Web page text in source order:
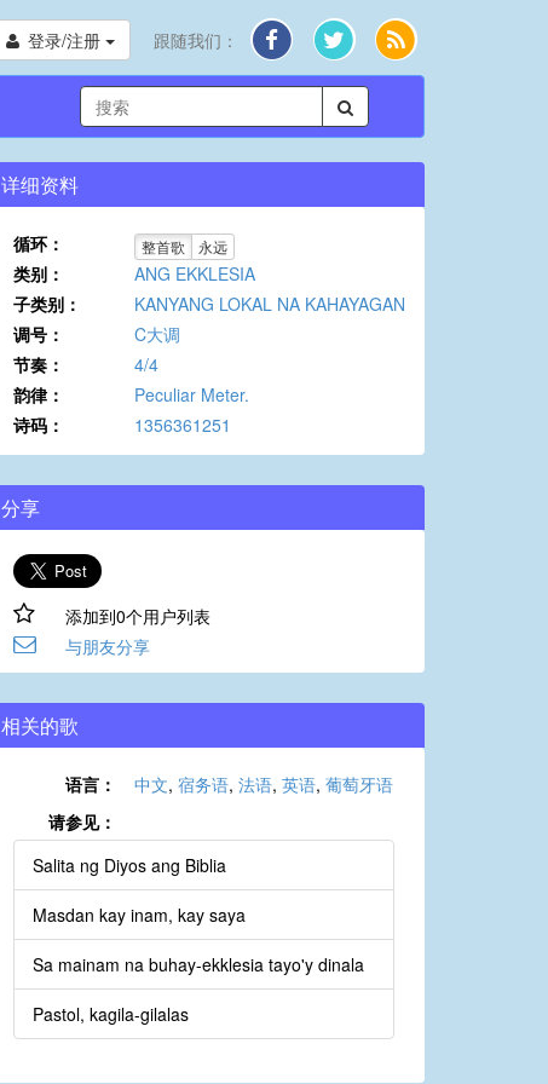
登录/注册 跟随我们：
详细资料
循环： 整首歌 永远
类别：
ANG EKKLESIA
子类别：
KANYANG LOKAL NA KAHAYAGAN
调号：
C大调
节奏：
4/4
韵律：
Peculiar Meter.
诗码：
1356361251
分享
添加到0个用户列表
与朋友分享
相关的歌
语言： 中文, 宿务语, 法语, 英语, 葡萄牙语
请参见：
Salita ng Diyos ang Biblia
Masdan kay inam, kay saya
Sa mainam na buhay-ekklesia tayo'y dinala
Pastol, kagila-gilalas